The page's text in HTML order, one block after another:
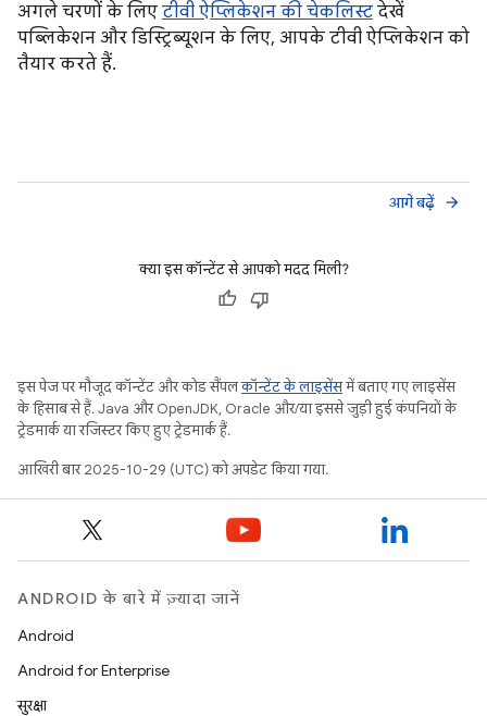
अगले चरणों के लिए टीवी ऐप्लिकेशन की चेकलिस्ट देखें
पब्लिकेशन और डिस्ट्रिब्यूशन के लिए, आपके टीवी ऐप्लिकेशन को
तैयार करते हैं.
आगे बढ़ें arrow_forward
क्या इस कॉन्टेंट से आपको मदद मिली?
इस पेज पर मौजूद कॉन्टेंट और कोड सैंपलकॉन्टेंट के लाइसेंसमें बताए गए लाइसेंस
के हिसाब से हैं. Java और OpenJDK, Oracle और/या इससे जुड़ी हुई कंपनियों के
ट्रेडमार्क या रजिस्टर किए हुए ट्रेडमार्क हैं.
आखिरी बार 2025-10-29 (UTC) को अपडेट किया गया.
ANDROID के बारे में ज़्यादा जानें
Android
Android for Enterprise
सुरक्षा